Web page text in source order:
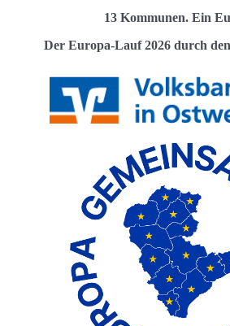
13 Kommunen. Ein
Der Europa-Lauf 2026 durch